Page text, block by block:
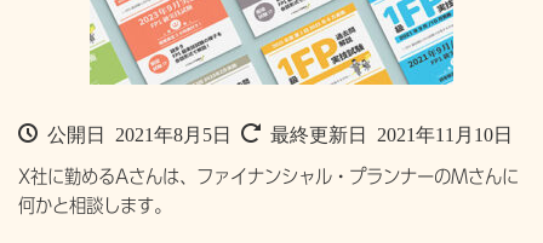
公開日 2021年8月5日 最終更新日 2021年11月10日
X社に勤めるAさんは、ファイナンシャル・プランナーのMさんに
何かと相談します。